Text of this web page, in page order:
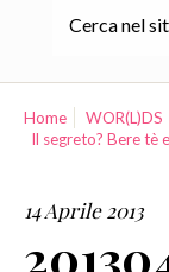
Home WOR(L)DS
Il segreto? Bere tè
14 Aprile 2013